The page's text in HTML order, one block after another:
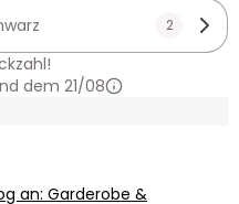
2
dem 21/08
an: Garderobe &